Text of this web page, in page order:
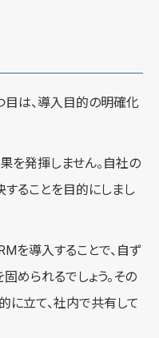
目は、導入目的の明確化
を発揮しません。自社の
ることを目的にしまし
を導入することで、自ず
められるでしょう。その
に立て、社内で共有して